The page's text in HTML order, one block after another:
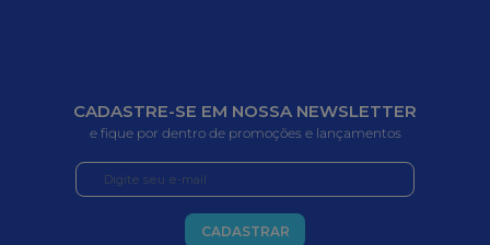
CADASTRE-SE EM NOSSA NEWSLETTER
e fique por dentro de promoções e lançamentos
CADASTRAR